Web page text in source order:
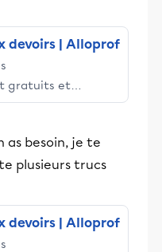
devoirs | Alloprof
gratuits et
les élèves
as besoin, je te
plusieurs trucs
devoirs | Alloprof